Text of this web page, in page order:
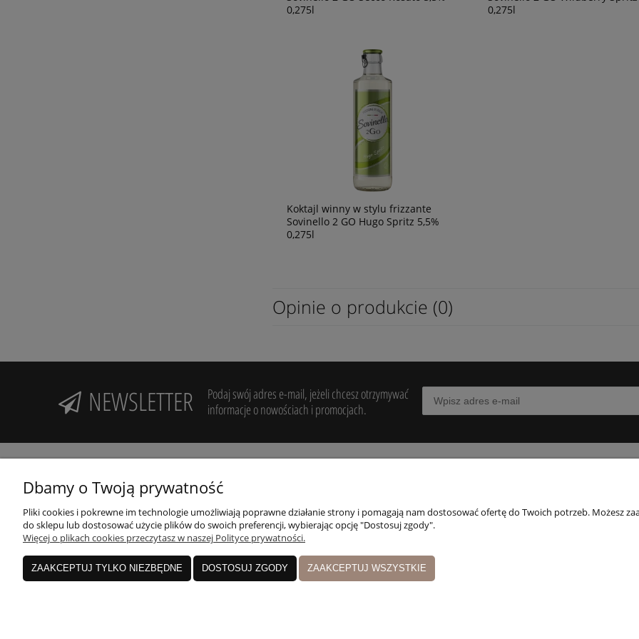
0,275l
0,275l
Koktajl winny w stylu frizzante
Sovinello 2 GO Hugo Spritz 5,5%
0,275l
Opinie o produkcie (0)
NEWSLETTER
Podaj swój adres e-mail, jeżeli chcesz otrzymywać
informacje o nowościach i promocjach.
Potrzebujesz pomocy? Zadzwoń!
+48 606 994 946
Nasz sklep:
Pruszków, Nowa Stacja, ul. Sienkiewicza 19
Regulaminy
Twoje zamówienia
Przechowalnia
Dbamy o Twoją prywatność
Pliki cookies i pokrewne im technologie umożliwiają poprawne działanie strony i pomagają nam dostosować ofertę do Twoich potrzeb. Możesz
do sklepu lub dostosować użycie plików do swoich preferencji, wybierając opcję "Dostosuj zgody".
Więcej o plikach cookies przeczytasz w naszej Polityce prywatności.
ZAAKCEPTUJ TYLKO NIEZBĘDNE DOSTOSUJ ZGODY ZAAKCEPTUJ WSZYSTKIE